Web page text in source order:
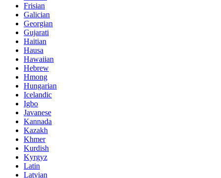
Frisian
Galician
Georgian
Gujarati
Haitian
Hausa
Hawaiian
Hebrew
Hmong
Hungarian
Icelandic
Igbo
Javanese
Kannada
Kazakh
Khmer
Kurdish
Kyrgyz
Latin
Latvian